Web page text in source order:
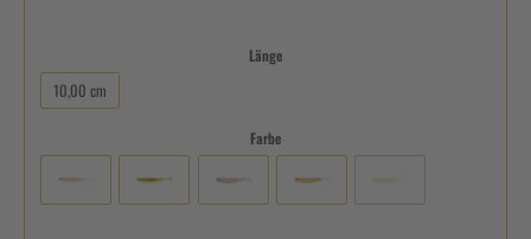
Länge
10,00 cm
Farbe